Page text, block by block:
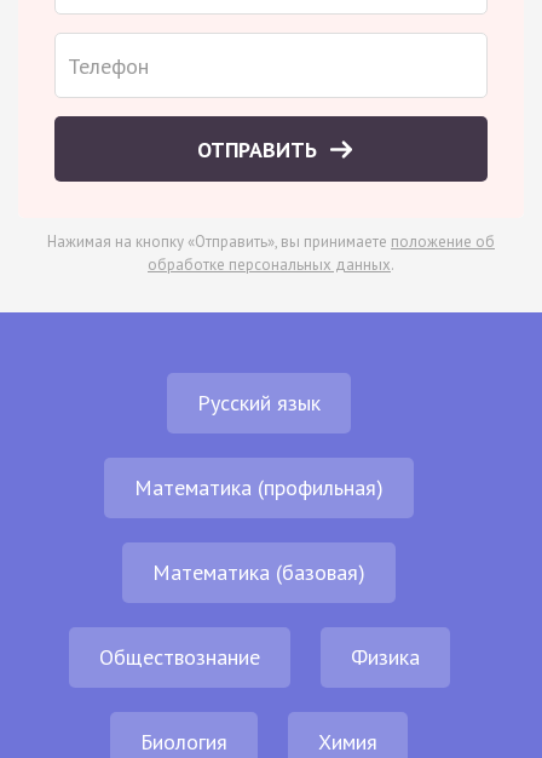
ОТПРАВИТЬ
Нажимая на кнопку «Отправить», вы принимаете положение об
обработке персональных данных.
Русский язык
Математика (профильная)
Математика (базовая)
Обществознание Физика
Биология Химия